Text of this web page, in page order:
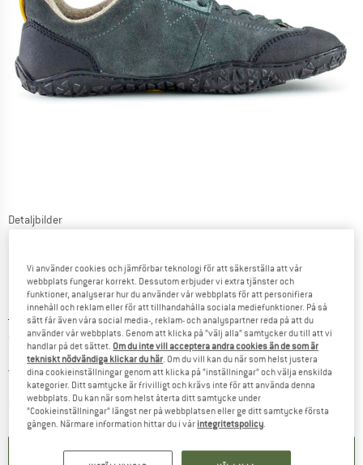
Detaljbilder
Ursprungligt pris :
179,95€
Pris:
från161,96€ inkl. moms
frånKR1.772,73
Fraktfri(SE)Sverige. Information om fraktkostnader. Öppnas
Produkten är för tillfället tyvärr slutsåldLänken öppnas i en inforuta och
SKAPA AVISERING
Vi använder cookies och jämförbar teknologi för att säkerställa att vår
webbplats fungerar korrekt. Dessutom erbjuder vi extra tjänster och
funktioner, analyserar hur du använder vår webbplats för att personifiera
innehåll och reklam eller för att tillhandahålla sociala mediefunktioner. På så
sätt får även våra social media-, reklam- och analyspartner reda på att du
använder vår webbplats. Genom att klicka på ”välj alla” samtycker du till att vi
handlar på det sättet. Om du inte vill acceptera andra cookies än de som är
tekniskt nödvändiga klickar du här . Om du vill kan du när som helst justera
dina cookieinställningar genom att klicka på ”inställningar” och välja enskilda
kategorier. Ditt samtycke är frivilligt och krävs inte för att använda denna
webbplats. Du kan när som helst återta ditt samtycke under
”Cookieinställningar” längst ner på webbplatsen eller ge ditt samtycke första
gången. Närmare information hittar du i vår integritetspolicy